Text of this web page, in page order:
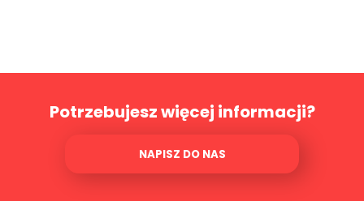
Potrzebujesz więcej informacji?
NAPISZ DO NAS